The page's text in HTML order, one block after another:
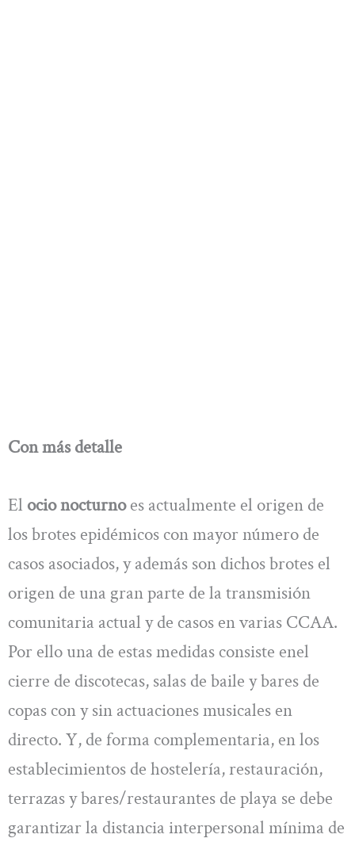
Con más detalle
El ocio nocturnoes actualmente el origen de
los brotes epidémicos con mayor número de
casos asociados, y además son dichos brotes el
origen de una gran parte de la transmisión
comunitaria actual y de casos en varias CCAA.
Por ello una de estas medidas consiste enel
cierre de discotecas, salas de baile y bares de
copas con y sin actuaciones musicales en
directo. Y, de forma complementaria, en los
establecimientos de hostelería, restauración,
terrazas y bares/restaurantes de playa se debe
garantizar la distancia interpersonal mínima de